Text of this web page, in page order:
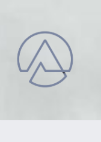
İçeriğe
geç